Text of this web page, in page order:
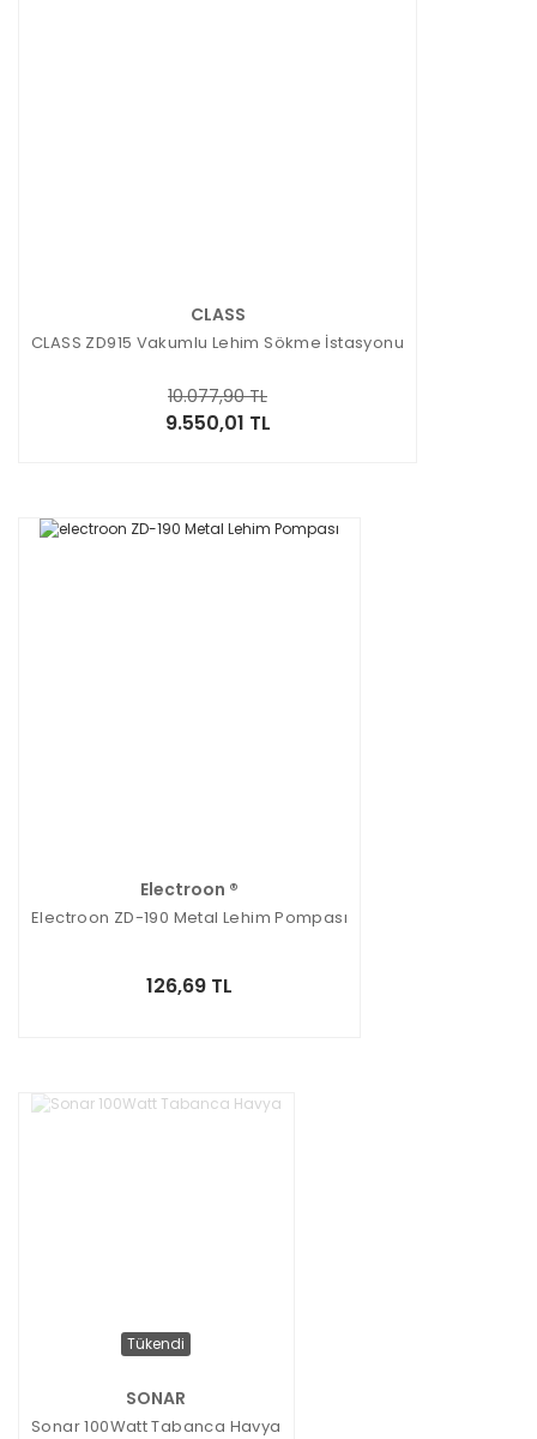
CLASS
CLASS ZD915 Vakumlu Lehim Sökme İstasyonu
9.550,01 TL
10.077,90 TL
Electroon ®
Electroon ZD-190 Metal Lehim Pompası
126,69 TL
Tükendi
SONAR
Sonar 100Watt Tabanca Havya